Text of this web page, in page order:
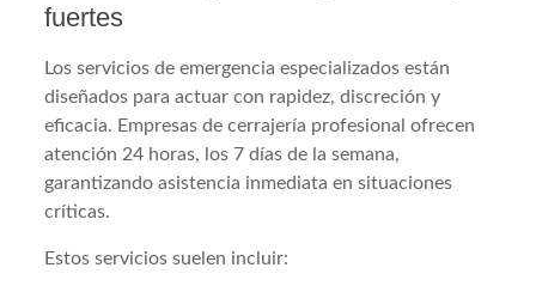
fuertes
Los servicios de emergencia especializados están
diseñados para actuar con rapidez, discreción y
eficacia. Empresas de cerrajería profesional ofrecen
atención 24 horas, los 7 días de la semana,
garantizando asistencia inmediata en situaciones
críticas.
Estos servicios suelen incluir: